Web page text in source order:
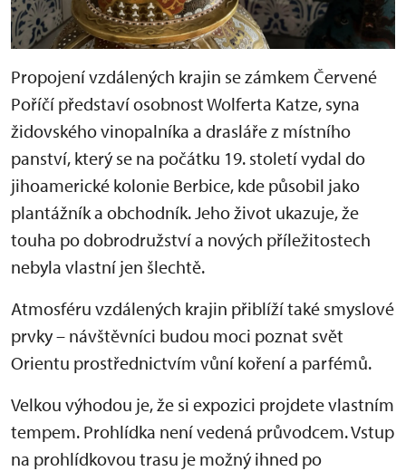
Propojení vzdálených krajin se zámkem Červené
Poříčí představí osobnost Wolferta Katze, syna
židovského vinopalníka a drasláře z místního
panství, který se na počátku 19. století vydal do
jihoamerické kolonie Berbice, kde působil jako
plantážník a obchodník. Jeho život ukazuje, že
touha po dobrodružství a nových příležitostech
nebyla vlastní jen šlechtě.
Atmosféru vzdálených krajin přiblíží také smyslové
prvky – návštěvníci budou moci poznat svět
Orientu prostřednictvím vůní koření a parfémů.
Velkou výhodou je, že si expozici projdete vlastním
tempem. Prohlídka není vedená průvodcem. Vstup
na prohlídkovou trasu je možný ihned po